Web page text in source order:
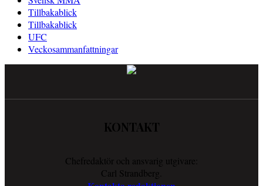
Tillbakablick
Tillbakablick
UFC
Veckosammanfattningar
KONTAKT
Chefredaktör och ansvarig utgivare:
Carl Strandberg.